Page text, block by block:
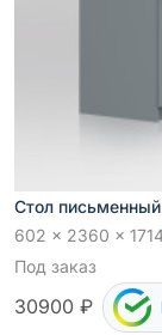
Стол
602 x 2360 x
Под заказ
30900 ₽